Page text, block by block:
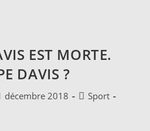
EST MORTE.
DAVIS ?
décembre 2018
PostSport